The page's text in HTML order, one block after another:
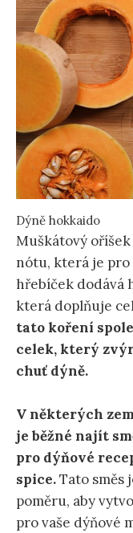
Dýně hokkaido
Muškátový
nótu, která je
hřebíček dodává
která doplňuje
tato koření
celek, který
chuť dýně.
V některých
je běžné najít
pro dýňové
spice.Tato směs
poměru, aby
pro vaše dýňové